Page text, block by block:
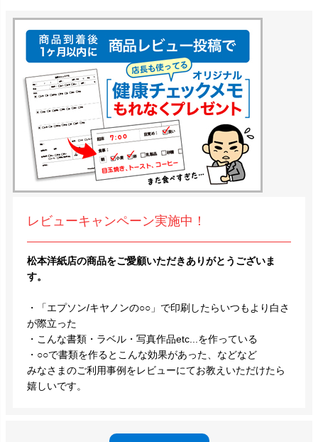
レビューキャンペーン実施中！
松本洋紙店の商品をご愛顧いただきありがとうございま
す。
・「エプソン/キヤノンの○○」で印刷したらいつもより白さ
が際立った
・こんな書類・ラベル・写真作品etc...を作っている
・○○で書類を作るとこんな効果があった、などなど
みなさまのご利用事例をレビューにてお教えいただけたら
嬉しいです。